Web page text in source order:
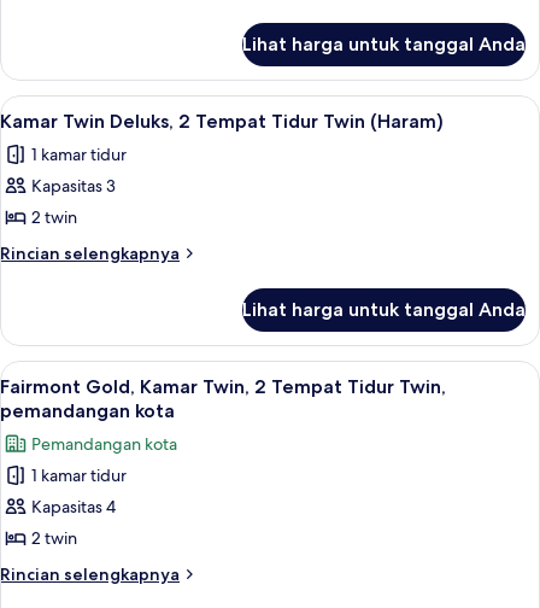
Tidur
King
(Haram)
Kamar
Deluks,
1
Tidur
King
Lihat harga untuk tanggal Anda
Lihat
semua
foto
untuk
Kamar
Twin
Tempat
Tidur
Twin
(Haram)
Seprai antialergi, tempat tidur
18
Kamar Twin Deluks, 2 Tempat Tidur Twin (Haram)
1 kamar tidur
Kapasitas 3
2 twin
Rincian selengkapnya
Rincian
Kamar
Twin
Deluks,
2
Tempat
Tidur
Twin
(Haram)
Lihat harga untuk tanggal Anda
Lihat
semua
foto
untuk
Fairmont
Gold,
Kamar
Twin,
Seprai antialergi, tempat tidur
12
Fairmont Gold, Kamar Twin, 2 Tempat Tidur Twin,
pemandangan kota
Pemandangan kota
1 kamar tidur
Kapasitas 4
2 twin
Rincian selengkapnya
Rincian